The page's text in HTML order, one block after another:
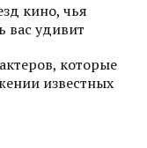
кино, чья
вас удивит
которые
известных